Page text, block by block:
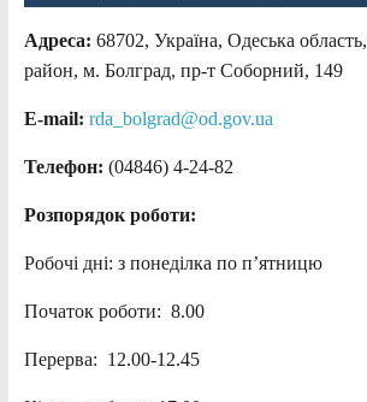
Адреса: 68702, Україна, Одеська
район, м. Болград, пр-т Соборний, 149
E-mail: rda_bolgrad@od.gov.ua
Телефон: (04846) 4-24-82
Розпорядок роботи:
Робочі дні: з понеділка по п’ятницю
Початок роботи: 8.00
Перерва: 12.00-12.45